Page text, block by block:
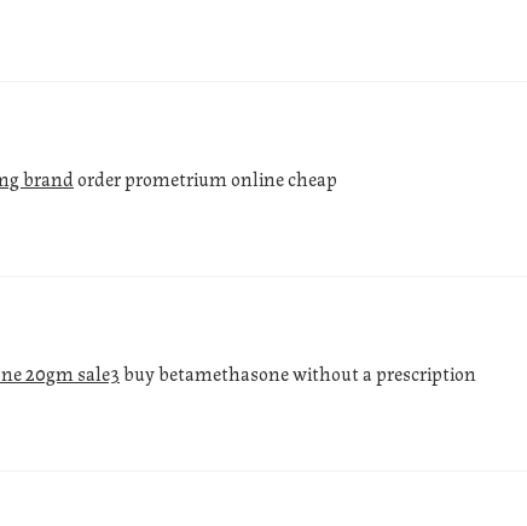
brandorder prometrium online cheap
20gm sale3buy betamethasone without a prescription